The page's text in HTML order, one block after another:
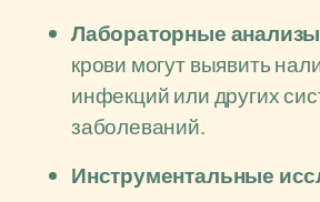
Лабораторные
крови могут выявить
инфекций или других
заболеваний.
Инструментальные